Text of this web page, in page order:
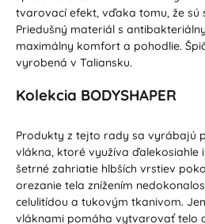
tvarovací efekt, vďaka tomu, že sú
Priedušný materiál s
maximálny komfort a pohodlie.
vyrobená v Taliansku.
Kolekcia BODYSHAPER
Produkty z tejto rady sa vyrábajú
vlákna, ktoré využíva ďalekosiahle
šetrné zahriatie hlbších vrstiev
orezanie tela znížením
celulitídou a tukovým tkanivom.
vláknami pomáha vytvarovať telo